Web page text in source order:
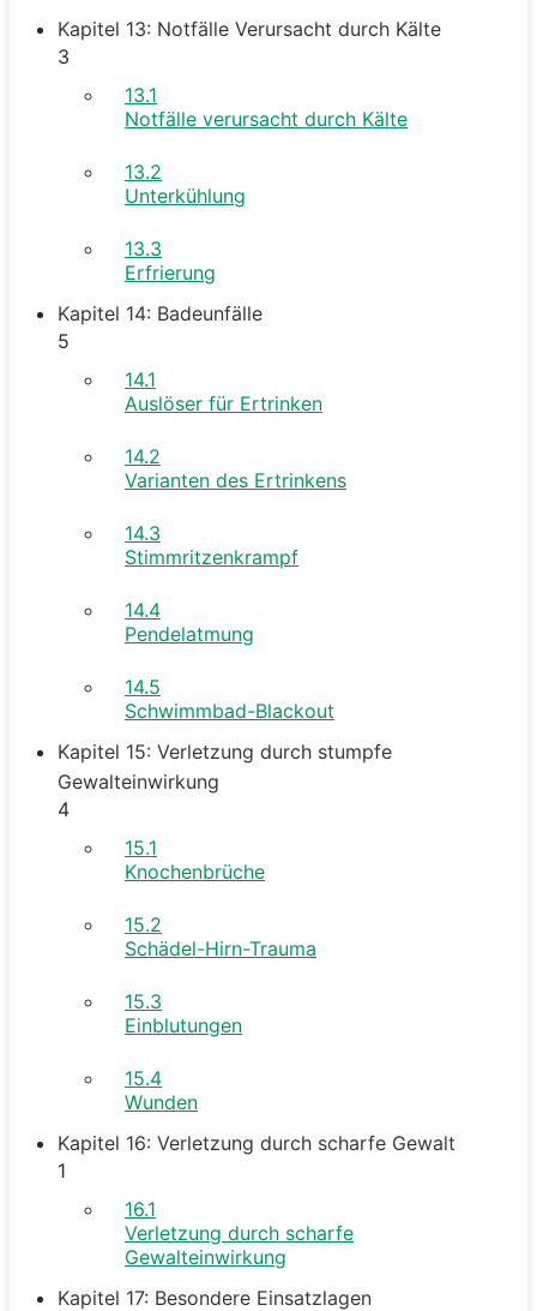
Kapitel 13: Notfälle Verursacht durch Kälte
3
13.1
Notfälle verursacht durch Kälte
13.2
Unterkühlung
13.3
Erfrierung
Kapitel 14: Badeunfälle
5
14.1
Auslöser für Ertrinken
14.2
Varianten des Ertrinkens
14.3
Stimmritzenkrampf
14.4
Pendelatmung
14.5
Schwimmbad-Blackout
Kapitel 15: Verletzung durch stumpfe
Gewalteinwirkung
4
15.1
Knochenbrüche
15.2
Schädel-Hirn-Trauma
15.3
Einblutungen
15.4
Wunden
Kapitel 16: Verletzung durch scharfe Gewalt
1
16.1
Verletzung durch scharfe
Gewalteinwirkung
Kapitel 17: Besondere Einsatzlagen